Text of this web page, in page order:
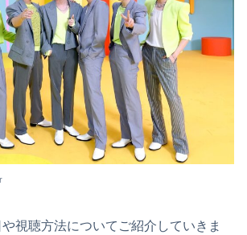
視聴方法についてご紹介していきま